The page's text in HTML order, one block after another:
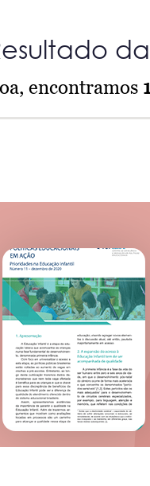
encontramos 1